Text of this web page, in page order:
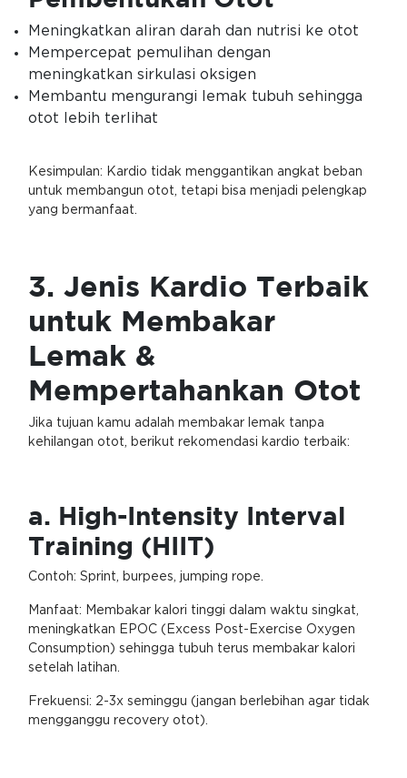
Meningkatkan aliran darah dan nutrisi ke otot
Mempercepat pemulihan dengan
meningkatkan sirkulasi oksigen
Membantu mengurangi lemak tubuh sehingga
otot lebih terlihat
Kesimpulan: Kardio tidak menggantikan angkat beban
untuk membangun otot, tetapi bisa menjadi pelengkap
yang bermanfaat.
3. Jenis Kardio Terbaik
untuk Membakar
Lemak &
Mempertahankan Otot
Jika tujuan kamu adalah membakar lemak tanpa
kehilangan otot, berikut rekomendasi kardio terbaik:
a. High-Intensity Interval
Training (HIIT)
Contoh: Sprint, burpees, jumping rope.
Manfaat: Membakar kalori tinggi dalam waktu singkat,
meningkatkan EPOC (Excess Post-Exercise Oxygen
Consumption) sehingga tubuh terus membakar kalori
setelah latihan.
Frekuensi: 2-3x seminggu (jangan berlebihan agar tidak
mengganggu recovery otot).